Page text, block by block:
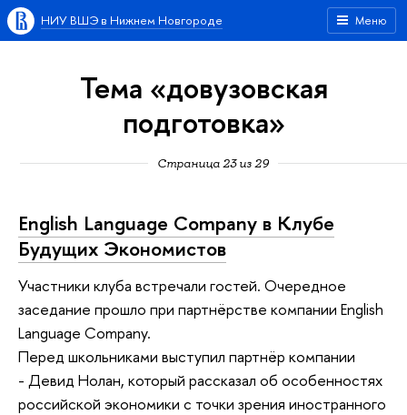
Меню
НИУ ВШЭ в Нижнем Новгороде
Тема «довузовская
подготовка»
Страница 23 из 29
English Language Company в Клубе
Будущих Экономистов
Участники клуба встречали гостей. Очередное
заседание прошло при партнёрстве компании English
Language Company.
Перед школьниками выступил партнёр компании
- Девид Нолан, который рассказал об особенностях
российской экономики с точки зрения иностранного